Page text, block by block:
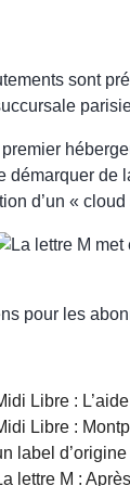
sont
démarquer de
d’un « cloud
pour les
Libre :
Libre :
label
lettre M :